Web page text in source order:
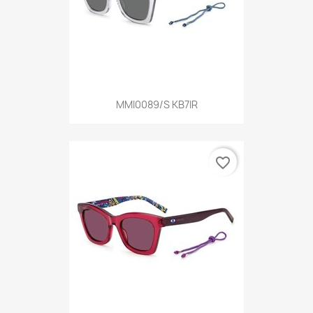
MMI0089/S KB7IR
favorite_border